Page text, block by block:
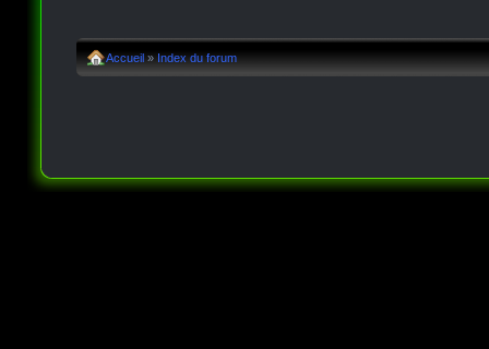
Accueil » Index du forum